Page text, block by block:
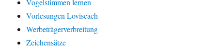
Vorlesungen Loviscach
Werbeträgerverbreitung
Zeichensätze